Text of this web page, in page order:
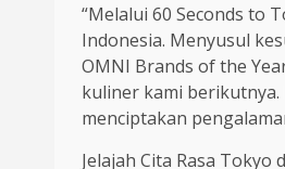
“Melalui 60 Seconds to
Indonesia. Menyusul
OMNI Brands of the
kuliner kami
menciptakan
Jelajah Cita Rasa